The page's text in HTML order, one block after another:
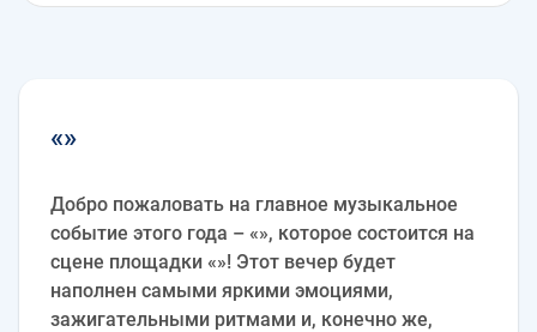
«»
Добро пожаловать на главное музыкальное
событие этого года – «», которое состоится на
сцене площадки «»! Этот вечер будет
наполнен самыми яркими эмоциями,
зажигательными ритмами и, конечно же,